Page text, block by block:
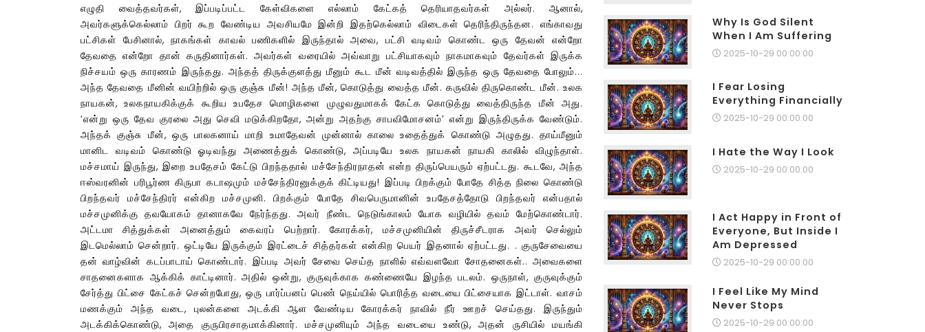
எழுதி வைத்தவர்கள், இப்படிப்பட்ட கேள்விகளை எல்லாம் கேட்கத் தெரியாதவர்கள் அல்லர். ஆனால்,
அவர்களுக்கெல்லாம் பிறர் கூற வேண்டிய அவசியமே இன்றி இதற்கெல்லாம் விடைகள் தெரிந்திருந்தன. எங்காவது
பட்சிகள் பேசினால், நாகங்கள் காவல் பணிகளில் இருந்தால் அவை, பட்சி வடிவம் கொண்ட ஒரு தேவன் என்றோ
தேவதை என்றோ தான் கருதினார்கள். அவர்கள் வரையில் அவ்வாறு பட்சியாகவும் நாகமாகவும் தேவர்கள் இருக்க
நிச்சயம் ஒரு காரணம் இருந்தது. அந்தத் திருக்குளத்து மீனும் கூட மீன் வடிவத்தில் இருந்த ஒரு தேவதை போலும்...
அந்த தேவதை மீனின் வயிற்றில் ஒரு குஞ்சு மீன்! அந்த மீன், கொடுத்து வைத்த மீன். கருவில் திருகொண்ட மீன். உலக
நாயகன், உலகநாயகிக்குக் கூறிய உபதேச மொழிகளை முழுவதுமாகக் கேட்க கொடுத்து வைத்திருந்த மீன் அது.
‘என்று ஒரு தேவ குரலை அது செவி மடுக்கிறதோ, அன்று அதற்கு சாபவிமோசனம்’ என்று இருந்திருக்க வேண்டும்.
அந்தக் குஞ்சு மீன், ஒரு பாலகனாய் மாறி உமாதேவன் முன்னால் காலை உதைத்துக் கொண்டு அழுதது. தாய்மீனும்
மானிட வடிவம் கொண்டு ஓடிவந்து அணைத்துக் கொண்டு, அப்படியே உலக நாயகன் நாயகி காலில் விழுந்தாள்.
மச்சமாய் இருந்து, இறை உபதேசம் கேட்டு பிறந்ததால் மச்சேந்திரநாதன் என்ற திருப்பெயரும் ஏற்பட்டது. கூடவே, அந்த
ஈஸ்வரனின் பரிபூர்ண கிருபா கடாஷமும் மச்சேந்திரனுக்குக் கிட்டியது! இப்படி பிறக்கும் போதே சித்த நிலை கொண்டு
பிறந்தவர் மச்சேந்திரர் என்கிற மச்சமுனி. பிறக்கும் போதே சிவபெருமானின் உபதேசத்தோடு பிறந்தவர் என்பதால்
மச்சமுனிக்கு தவயோகம் தானாகவே நேர்ந்தது. அவர் நீண்ட நெடுங்காலம் யோக வழியில் தவம் மேற்கொண்டார்.
அட்டமா சித்துக்கள் அனைத்தும் கைவரப் பெற்றார். கோரக்கர், மச்சமுனியின் திருச்சீடராக அவர் செல்லும்
இடமெல்லாம் சென்றார். ஒட்டியே இருக்கும் இரட்டைச் சித்தர்கள் என்கிற பெயர் இதனால் ஏற்பட்டது. . குருசேவையை
தன் வாழ்வின் கடப்பாடாய் கொண்டார். இப்படி அவர் சேவை செய்த நாளில் எவ்வளவோ சோதனைகள்.. அவைகளை
சாதனைகளாக ஆக்கிக் காட்டினார். அதில் ஒன்று, குருவுக்காக கண்ணையே இழந்த படலம். ஒருநாள், குருவுக்கும்
சேர்த்து பிட்சை கேட்கச் சென்றபோது, ஒரு பார்ப்பனப் பெண் நெய்யில் பொரித்த வடையை பிட்சையாக இட்டாள். வாசம்
மணக்கும் அந்த வடை, புலன்களை அடக்கி ஆள வேண்டிய கோரக்கர் நாவில் நீர் ஊறச் செய்தது. இருந்தும்
அடக்கிக்கொண்டு, அதை குருபிரசாதமாக்கினார். மச்சமுனியும் அந்த வடையை உண்டு, அதன் ருசியில் மயங்கி
Why Is God Silent
When I Am Suffering
2025-10-29 00:00:00
I Fear Losing
Everything Financially
2025-10-29 00:00:00
I Hate the Way I Look
2025-10-29 00:00:00
I Act Happy in Front of
Everyone, But Inside I
Am Depressed
2025-10-29 00:00:00
I Feel Like My Mind
Never Stops
2025-10-29 00:00:00